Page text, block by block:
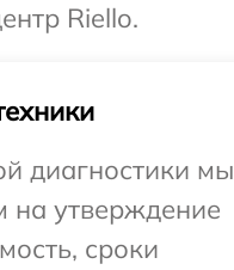
Riello.
диагностики мы
на утверждение
сроки